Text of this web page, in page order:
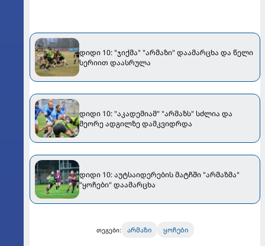
დიდი 10: "ჯიქმა" "არმაზი" დაამარცხა და წელი
სერიით დაასრულა
დიდი 10: "აკადემიამ" "არმაზს" სძლია და
მეორე ადგილზე დამკვიდრდა
დიდი 10: აუტსაიდერების მატჩში "არმაზმა"
"ყოჩები" დაამარცხა
თეგები: არმაზი ყოჩები